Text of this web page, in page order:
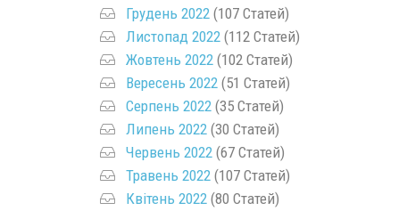
Грудень 2022(107 Статей)
Листопад 2022(112 Статей)
Жовтень 2022(102 Статей)
Вересень 2022(51 Статей)
Серпень 2022(35 Статей)
Липень 2022(30 Статей)
Червень 2022(67 Статей)
Травень 2022(107 Статей)
Квітень 2022(80 Статей)